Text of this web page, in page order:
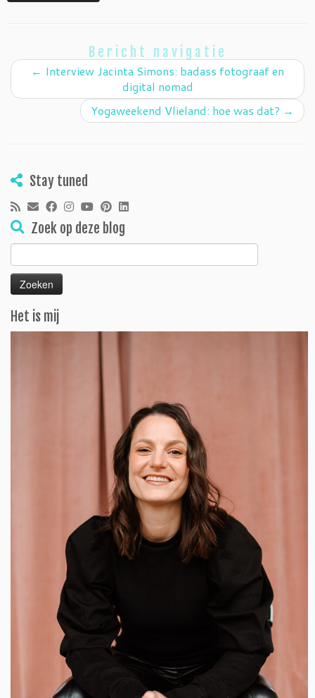
Bericht navigatie
← Interview Jacinta Simons: badass fotograaf en
digital nomad
Yogaweekend Vlieland: hoe was dat? →
Stay tuned
Zoek op deze blog
naar:
Het is mij